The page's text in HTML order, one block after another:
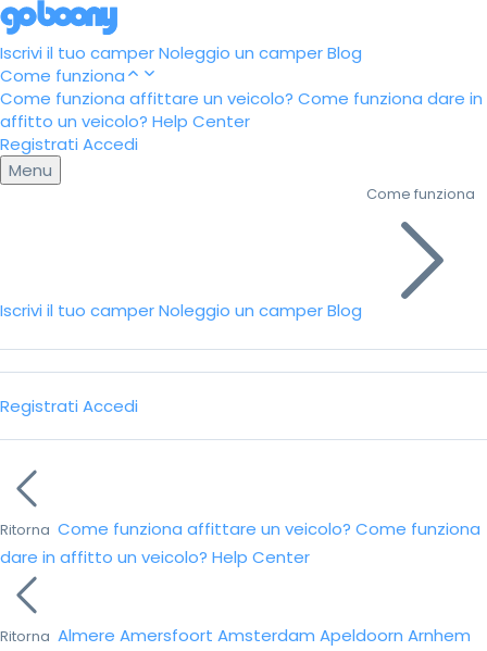
Iscrivi il tuo camperNoleggio un camperBlog
Come funziona
Come funziona affittare un veicolo? Come funziona dare in
affitto un veicolo? Help Center
Registrati Accedi
Menu
Iscrivi il tuo camperNoleggio un camperBlog
Come funziona
Registrati Accedi
Ritorna Come funziona affittare un veicolo? Come funziona
dare in affitto un veicolo? Help Center
Ritorna Almere Amersfoort Amsterdam Apeldoorn Arnhem